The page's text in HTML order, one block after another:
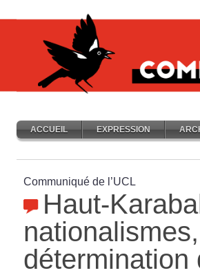
ACCUEIL EXPRESSION
Communiqué de l’UCL
Haut-
détermination